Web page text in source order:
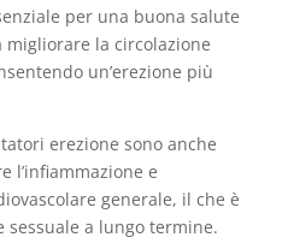
per una buona salute
migliorare la circolazione
un’erezione più
erezione sono anche
l’infiammazione e
generale, il che è
a lungo termine.